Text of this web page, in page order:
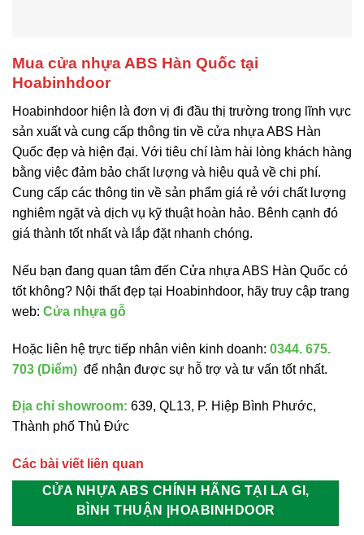
Mua cửa nhựa ABS Hàn Quốc tại
Hoabinhdoor
Hoabinhdoor hiện là đơn vị đi đầu thị trường trong lĩnh vực
sản xuất và cung cấp thông tin về cửa nhựa ABS Hàn
Quốc đẹp và hiện đại. Với tiêu chí làm hài lòng khách hàng
bằng việc đảm bảo chất lượng và hiệu quả về chi phí.
Cung cấp các thông tin về sản phẩm giá rẻ với chất lượng
nghiêm ngặt và dịch vụ kỹ thuật hoàn hảo. Bênh cạnh đó
giá thành tốt nhất và lắp đặt nhanh chóng.
Nếu bạn đang quan tâm đến Cửa nhựa ABS Hàn Quốc có
tốt không? Nội thất đẹp tại Hoabinhdoor, hãy truy cập trang
web: Cửa nhựa gỗ
Hoặc liên hệ trực tiếp nhân viên kinh doanh: 0344. 675.
703 (Diểm) để nhận được sự hỗ trợ và tư vấn tốt nhất.
Địa chỉ showroom: 639, QL13, P. Hiệp Bình Phước,
Thành phố Thủ Đức
Các bài viết liên quan
CỬA NHỰA ABS CHÍNH HÃNG TẠI LA GI,
BÌNH THUẬN |HOABINHDOOR